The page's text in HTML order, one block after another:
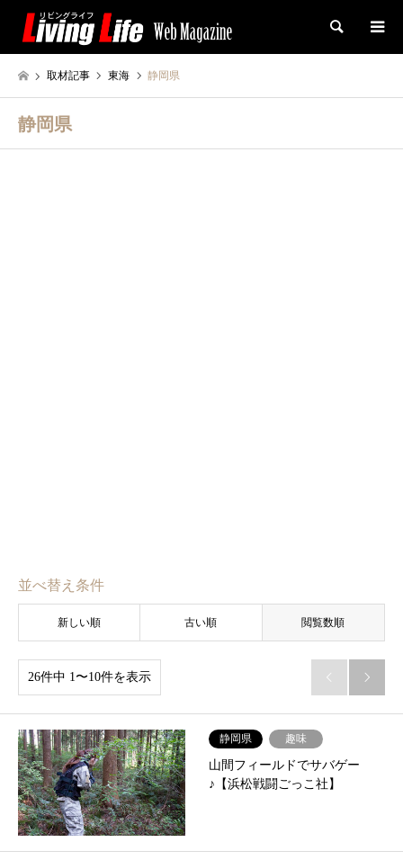
検索
取材記事 東海 静岡県
静岡県
並べ替え条件
新しい順 古い順 閲覧数順
26件中 1〜10件を表示  
静岡県 趣味
山間フィールドでサバゲー
♪【浜松戦闘ごっこ社】